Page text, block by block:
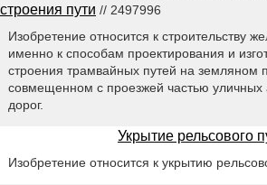
строения пути // 2497996
Изобретение относится к строительству
именно к способам проектирования и
строения трамвайных путей на земляном
совмещенном с проезжей частью уличных
дорог.
Укрытие рельсового
Изобретение относится к укрытию